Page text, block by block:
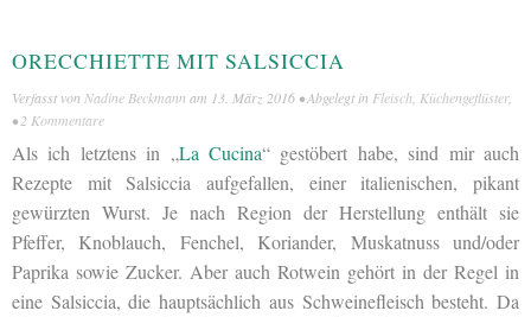
ORECCHIETTE MIT SALSICCIA
Verfasst von Nadine Beckmann am 13. März 2016 • Abgelegt in Fleisch, Küchengeflüster,
•2 Kommentare
Als ich letztens in „La Cucina“ gestöbert habe, sind mir auch
Rezepte mit Salsiccia aufgefallen, einer italienischen, pikant
gewürzten Wurst. Je nach Region der Herstellung enthält sie
Pfeffer, Knoblauch, Fenchel, Koriander, Muskatnuss und/oder
Paprika sowie Zucker. Aber auch Rotwein gehört in der Regel in
eine Salsiccia, die hauptsächlich aus Schweinefleisch besteht. Da